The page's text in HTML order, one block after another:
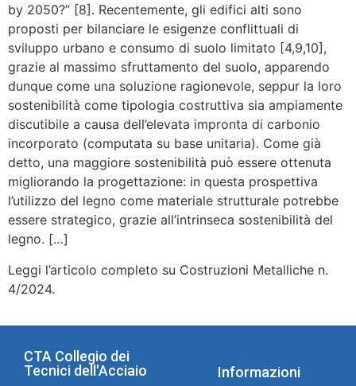
by 2050?” [8]. Recentemente, gli edifici alti sono
proposti per bilanciare le esigenze conflittuali di
sviluppo urbano e consumo di suolo limitato [4,9,10],
grazie al massimo sfruttamento del suolo, apparendo
dunque come una soluzione ragionevole, seppur la loro
sostenibilità come tipologia costruttiva sia ampiamente
discutibile a causa dell’elevata impronta di carbonio
incorporato (computata su base unitaria). Come già
detto, una maggiore sostenibilità può essere ottenuta
migliorando la progettazione: in questa prospettiva
l’utilizzo del legno come materiale strutturale potrebbe
essere strategico, grazie all’intrinseca sostenibilità del
legno. […]
Leggi l’articolo completo su Costruzioni Metalliche n.
4/2024.
CTA Collegio dei
Tecnici dell'Acciaio
Informazioni